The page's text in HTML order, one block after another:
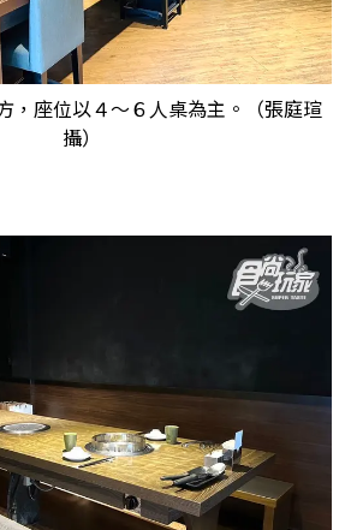
，座位以４～６人桌為主。（張庭瑄
攝）